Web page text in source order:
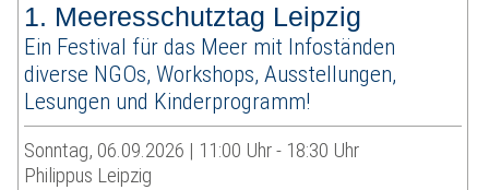
1. Meeresschutztag Leipzig
Ein Festival für das Meer mit Infoständen
diverse NGOs, Workshops, Ausstellungen,
Lesungen und Kinderprogramm!
Sonntag, 06.09.2026 | 11:00 Uhr - 18:30 Uhr
Philippus Leipzig